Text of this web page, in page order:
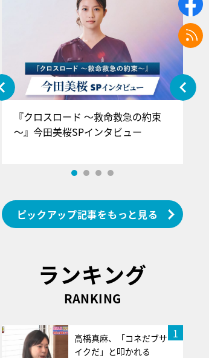
『クロスロード ～救命救急の約束
～』今田美桜SPインタビュー
ピックアップ記事をもっと見る
ランキング
RANKING
1
高橋真麻、「コネだブサ
イクだ」と叩かれる